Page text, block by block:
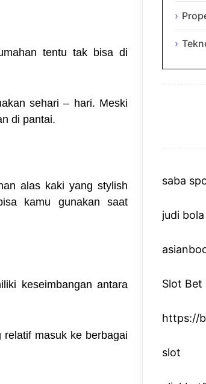
tentu tak bisa di
sehari – hari. Meski
di pantai.
alas kaki yang stylish
kamu gunakan saat
keseimbangan antara
masuk ke berbagai
saba
judi bola
Slot Bet
https://
slot